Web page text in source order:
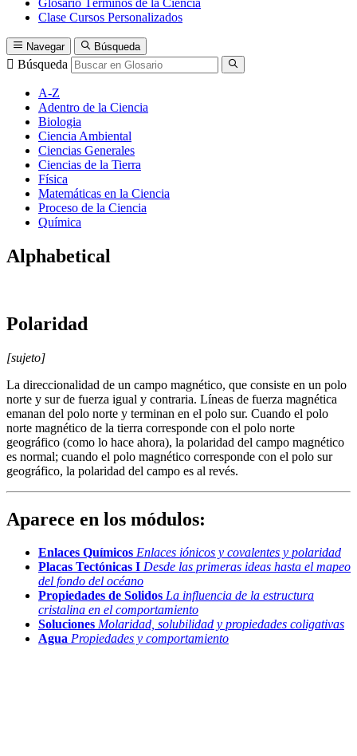
Glosario Términos de la Ciencia
Clase Cursos Personalizados
Navegar Búsqueda
Búsqueda
A-Z
Adentro de la Ciencia
Biologia
Ciencia Ambiental
Ciencias Generales
Ciencias de la Tierra
Física
Matemáticas en la Ciencia
Proceso de la Ciencia
Química
Alphabetical
Polaridad
[sujeto]
La direccionalidad de un campo magnético, que consiste en un polo
norte y sur de fuerza igual y contraria. Líneas de fuerza magnética
emanan del polo norte y terminan en el polo sur. Cuando el polo
norte magnético de la tierra corresponde con el polo norte
geográfico (como lo hace ahora), la polaridad del campo magnético
es normal; cuando el polo magnético corresponde con el polo sur
geográfico, la polaridad del campo es al revés.
Aparece en los módulos:
Enlaces Químicos Enlaces iónicos y covalentes y polaridad
Placas Tectónicas I Desde las primeras ideas hasta el mapeo
del fondo del océano
Propiedades de Solidos La influencia de la estructura
cristalina en el comportamiento
Soluciones Molaridad, solubilidad y propiedades coligativas
Agua Propiedades y comportamiento